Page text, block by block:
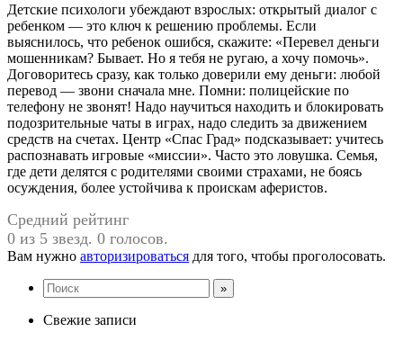
Детские психологи убеждают взрослых: открытый диалог с
ребенком — это ключ к решению проблемы. Если
выяснилось, что ребенок ошибся, скажите: «Перевел деньги
мошенникам? Бывает. Но я тебя не ругаю, а хочу помочь».
Договоритесь сразу, как только доверили ему деньги: любой
перевод — звони сначала мне. Помни: полицейские по
телефону не звонят! Надо научиться находить и блокировать
подозрительные чаты в играх, надо следить за движением
средств на счетах. Центр «Спас Град» подсказывает: учитесь
распознавать игровые «миссии». Часто это ловушка. Семья,
где дети делятся с родителями своими страхами, не боясь
осуждения, более устойчива к проискам аферистов.
Средний рейтинг
0 из 5 звезд. 0 голосов.
Вам нужно авторизироваться для того, чтобы проголосовать.
Свежие записи